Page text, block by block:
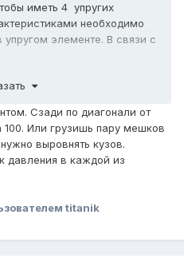
иметь 4 упругих
необходимо
упругом элементе. В связи с
х высота) = const для
Сзади по диагонали от
100. Или грузишь пару мешков
выровнять кузов.
давления в каждой из
titanik